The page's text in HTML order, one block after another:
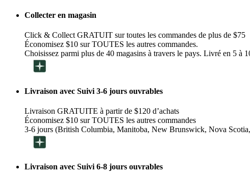
Collecter en magasin
Click & Collect GRATUIT sur toutes les commandes de plus de $75
Économisez $10 sur TOUTES les autres commandes.
Choisissez parmi plus de 40 magasins à travers le pays. Livré en 5 à
Livraison avec Suivi 3-6 jours ouvrables
Livraison GRATUITE à partir de $120 d’achats
Économisez $10 sur TOUTES les autres commandes
3-6 jours (British Columbia, Manitoba, New Brunswick, Nova
Livraison avec Suivi 6-8 jours ouvrables